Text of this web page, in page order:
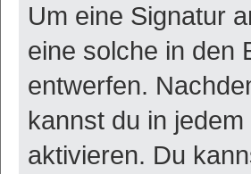
Um eine Signatur
eine solche in den
entwerfen.
kannst du in
aktivieren. Du